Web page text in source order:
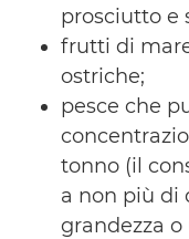
prosciutto e
frutti di
ostriche;
pesce che
tonno (il
a non più di
grandezza